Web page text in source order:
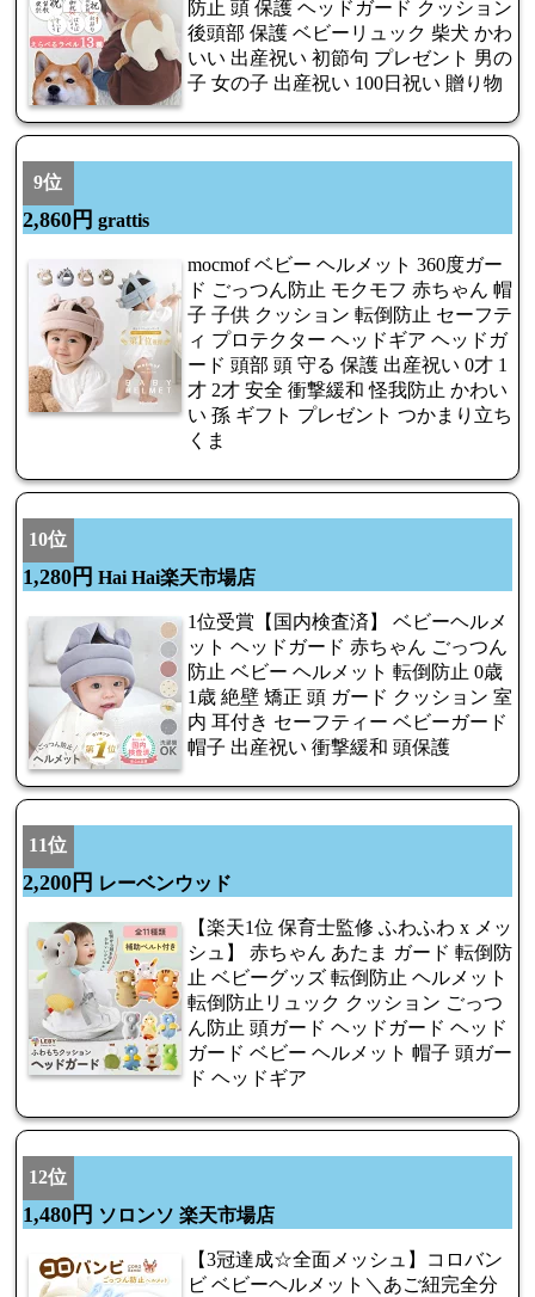
防止 頭 保護 ヘッドガード クッション
後頭部 保護 ベビーリュック 柴犬 かわ
いい 出産祝い 初節句 プレゼント 男の
子 女の子 出産祝い 100日祝い 贈り物
9位
2,860円 grattis
mocmof ベビー ヘルメット 360度ガー
ド ごっつん防止 モクモフ 赤ちゃん 帽
子 子供 クッション 転倒防止 セーフテ
ィ プロテクター ヘッドギア ヘッドガ
ード 頭部 頭 守る 保護 出産祝い 0才 1
才 2才 安全 衝撃緩和 怪我防止 かわい
い 孫 ギフト プレゼント つかまり立ち
くま
10位
1,280円 Hai Hai楽天市場店
1位受賞【国内検査済】 ベビーヘルメ
ット ヘッドガード 赤ちゃん ごっつん
防止 ベビー ヘルメット 転倒防止 0歳
1歳 絶壁 矯正 頭 ガード クッション 室
内 耳付き セーフティー ベビーガード
帽子 出産祝い 衝撃緩和 頭保護
11位
2,200円 レーベンウッド
【楽天1位 保育士監修 ふわふわ x メッ
シュ】 赤ちゃん あたま ガード 転倒防
止 ベビーグッズ 転倒防止 ヘルメット
転倒防止リュック クッション ごっつ
ん防止 頭ガード ヘッドガード ヘッド
ガード ベビー ヘルメット 帽子 頭ガー
ド ヘッドギア
12位
1,480円 ソロンソ 楽天市場店
【3冠達成☆全面メッシュ】コロバン
ビ ベビーヘルメット＼あご紐完全分